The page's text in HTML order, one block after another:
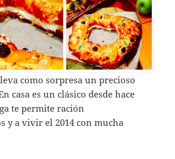
como sorpresa un precioso
casa es un clásico desde hace
te permite ración
y a vivir el 2014 con mucha